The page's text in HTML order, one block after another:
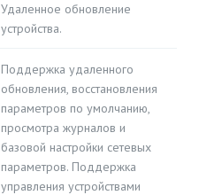
Удаленное обновление
устройства.
Поддержка удаленного
обновления, восстановления
параметров по умолчанию,
просмотра журналов и
базовой настройки сетевых
параметров. Поддержка
управления устройствами